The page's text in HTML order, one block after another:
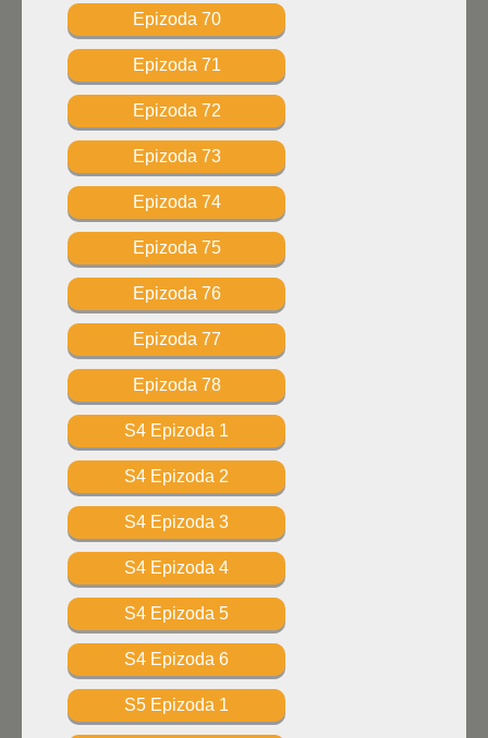
Epizoda 70
Epizoda 71
Epizoda 72
Epizoda 73
Epizoda 74
Epizoda 75
Epizoda 76
Epizoda 77
Epizoda 78
S4 Epizoda 1
S4 Epizoda 2
S4 Epizoda 3
S4 Epizoda 4
S4 Epizoda 5
S4 Epizoda 6
S5 Epizoda 1